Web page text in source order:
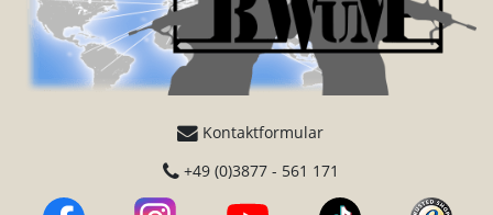
Kontaktformular
+49 (0)3877 - 561 171